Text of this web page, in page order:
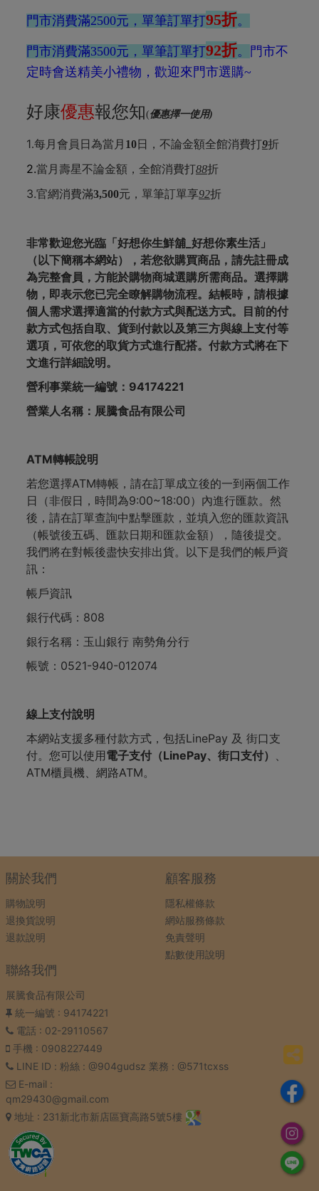
門市消費滿2500元，單筆訂單打95折。
門市消費滿3500元，單筆訂單打92折。
門市不
定時會送精美小禮物，歡迎來門市選購~
好康優惠報您知(優惠擇一使用)
1.每月會員日為當月 10日，不論金額全館消費打9折
2.當月壽星不論金額，全館消費打88折
3.官網消費滿3,500元，單筆訂單享92折
非常歡迎您光臨「好想你生鮮舖_好想你素生活」
（以下簡稱本網站），若您欲購買商品，請先註冊成
為完整會員，方能於購物商城選購所需商品。選擇購
物，即表示您已完全瞭解購物流程。結帳時，請根據
個人需求選擇適當的付款方式與配送方式。目前的付
款方式包括自取、貨到付款以及第三方與線上支付等
選項，可依您的取貨方式進行配搭。付款方式將在下
文進行詳細說明。
營利事業統一編號：94174221
營業人名稱：展騰食品有限公司
ATM轉帳說明
若您選擇ATM轉帳，請在訂單成立後的一到兩個工作
日（非假日，時間為9:00~18:00）內進行匯款。然
後，請在訂單查詢中點擊匯款，並填入您的匯款資訊
（帳號後五碼、匯款日期和匯款金額），隨後提交。
我們將在對帳後盡快安排出貨。以下是我們的帳戶資
訊：
帳戶資訊
銀行代碼：808
銀行名稱：玉山銀行 南勢角分行
帳號：0521-940-012074
線上支付說明
本網站支援多種付款方式，包括LinePay 及 街口支
付。您可以使用電子支付（LinePay、街口支付） 、
ATM櫃員機、網路ATM。
關於我們
購物說明
退換貨說明
退款說明
顧客服務
隱私權條款
網站服務條款
免責聲明
點數使用說明
聯絡我們
展騰食品有限公司
統一編號 : 94174221
電話: 02-29110567
手機 : 0908227449
LINE ID : 粉絲 : @904gudsz 業務 : @571tcxss
E-mail :
qm29430@gmail.com
地址 : 231新北市新店區寶高路5號5樓